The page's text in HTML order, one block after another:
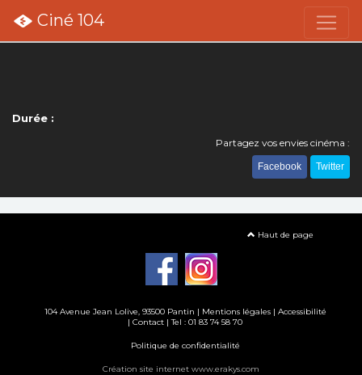
Ciné 104
Durée :
Partagez vos envies cinéma :
Facebook Twitter
Haut de page
104 Avenue Jean Lolive, 93500 Pantin | Mentions légales| Accessibilité
| Contact | Tel : 01 83 74 58 70
Politique de confidentialité
Création site internet www.erakys.com